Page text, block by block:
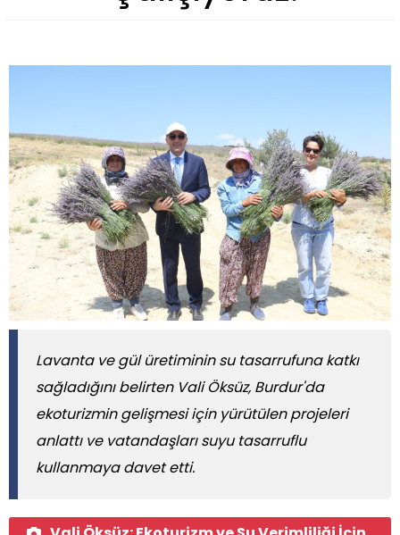
Lavanta ve gül üretiminin su tasarrufuna katkı
sağladığını belirten Vali Öksüz, Burdur'da
ekoturizmin gelişmesi için yürütülen projeleri
anlattı ve vatandaşları suyu tasarruflu
kullanmaya davet etti.